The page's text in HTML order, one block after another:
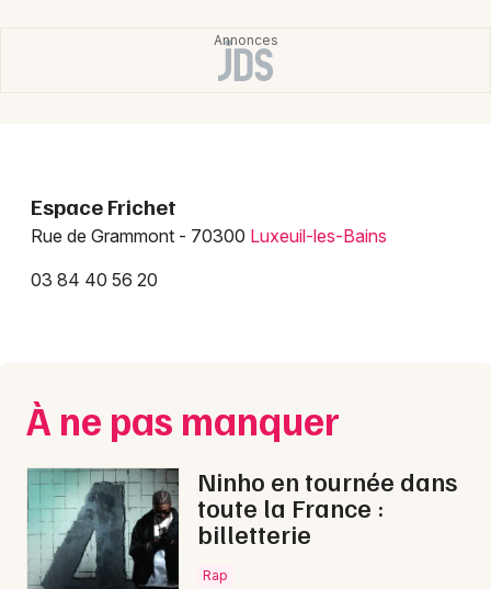
Magazine à Luxeuil-les-Bains
Mon email
Je m'abonne
Espace Frichet
Rue de Grammont - 70300 Luxeuil-les-Bains
03 84 40 56 20
À ne pas manquer
Ninho en tournée dans
toute la France :
billetterie
Rap